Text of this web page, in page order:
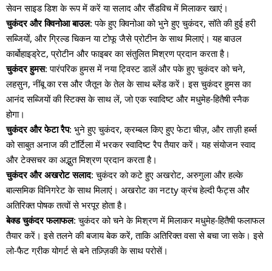
सेवन साइड डिश के रूप में करें या सलाद और सैंडविच में मिलाकर खाएं।
चुकंदर और क्विनोआ बाउल: पके हुए क्विनोआ को भुने हुए चुकंदर, सॉते की हुई हरी
सब्जियों, और ग्रिल्ड चिकन या टोफू जैसे प्रोटीन के साथ मिलाएं। यह बाउल
कार्बोहाइड्रेट, प्रोटीन और फाइबर का संतुलित मिश्रण प्रदान करता है।
चुकंदर हुमस: पारंपरिक हुमस में नया ट्विस्ट डालें और पके हुए चुकंदर को चने,
लहसुन, नींबू का रस और जैतून के तेल के साथ ब्लेंड करें। इस चुकंदर हुमस का
आनंद सब्जियों की स्टिक्स के साथ लें, जो एक स्वादिष्ट और मधुमेह-हितैषी स्नैक
होगा।
चुकंदर और फेटा रैप: भुने हुए चुकंदर, क्रम्बल किए हुए फेटा चीज़, और ताज़ी हर्ब्स
को साबुत अनाज की टॉर्टिला में भरकर स्वादिष्ट रैप तैयार करें। यह संयोजन स्वाद
और टेक्सचर का अद्भुत मिश्रण प्रदान करता है।
चुकंदर और अखरोट सलाद: चुकंदर को कटे हुए अखरोट, अरुगुला और हल्के
बाल्समिक विनिगरेट के साथ मिलाएं। अखरोट का नटty क्रंच हेल्दी फैट्स और
अतिरिक्त पोषक तत्वों से भरपूर होता है।
बेक्ड चुकंदर फलाफल: चुकंदर को चने के मिश्रण में मिलाकर मधुमेह-हितैषी फलाफल
तैयार करें। इसे तलने की बजाय बेक करें, ताकि अतिरिक्त वसा से बचा जा सके। इसे
लो-फैट ग्रीक योगर्ट से बने तज़्ज़िकी के साथ परोसें।